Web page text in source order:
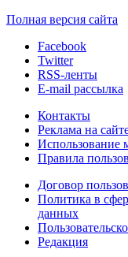
Полная версия сайта
Facebook
Twitter
RSS-ленты
E-mail рассылка
Контакты
Реклама на
Использование
Правила
Договор
Политика в
данных
Редакция